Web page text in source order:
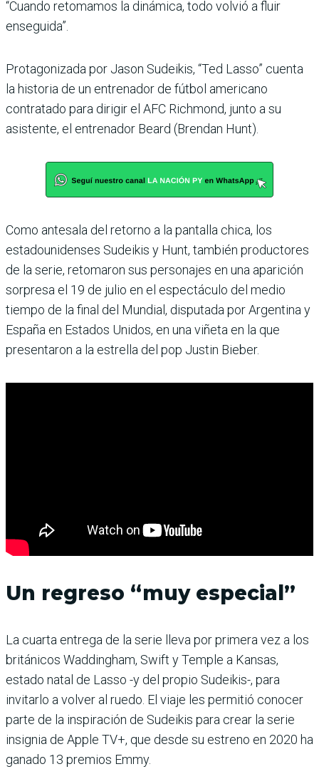
“Cuando retomamos la dinámica, todo volvió a fluir
enseguida”.
Protagonizada por Jason Sudeikis, “Ted Lasso” cuenta
la historia de un entrenador de fútbol americano
contratado para dirigir el AFC Richmond, junto a su
asistente, el entrenador Beard (Brendan Hunt).
Como antesala del retorno a la pantalla chica, los
estadounidenses Sudeikis y Hunt, también productores
de la serie, retomaron sus personajes en una aparición
sorpresa el 19 de julio en el espectáculo del medio
tiempo de la final del Mundial, disputada por Argentina y
España en Estados Unidos, en una viñeta en la que
presentaron a la estrella del pop Justin Bieber.
Un regreso “muy especial”
La cuarta entrega de la serie lleva por primera vez a los
británicos Waddingham, Swift y Temple a Kansas,
estado natal de Lasso -y del propio Sudeikis-, para
invitarlo a volver al ruedo. El viaje les permitió conocer
parte de la inspiración de Sudeikis para crear la serie
insignia de Apple TV+, que desde su estreno en 2020 ha
ganado 13 premios Emmy.